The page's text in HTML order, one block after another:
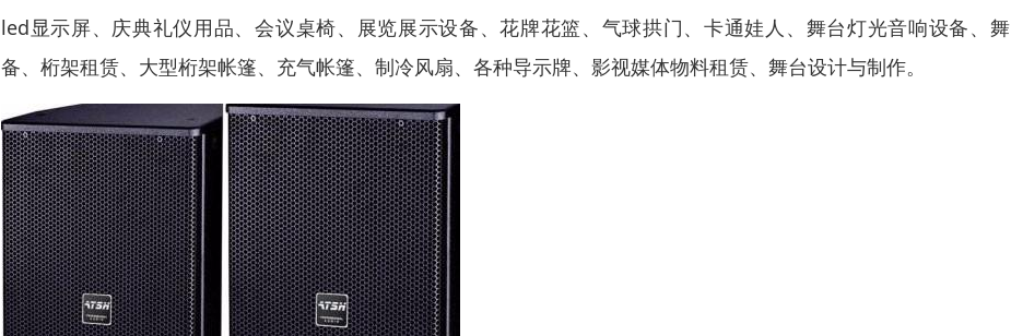
led显示屏、庆典礼仪用品、会议桌椅、展览展示设备、花牌花篮、气球拱门、卡通娃人、舞台灯光音响设备、
备、桁架租赁、大型桁架帐篷、充气帐篷、制冷风扇、各种导示牌、影视媒体物料租赁、舞台设计与制作。